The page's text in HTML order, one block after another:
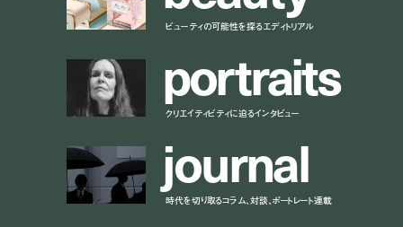
ビューティの可能性を探るエディトリアル
portraits
クリエイティビティに迫るインタビュー
journal
時代を切り取るコラム、対談、ポートレート連載